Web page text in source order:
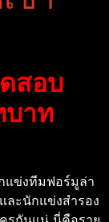
สอบ
บาท
ข่งทีมฟอร์มูล่า
ละนักแข่งสำรอง